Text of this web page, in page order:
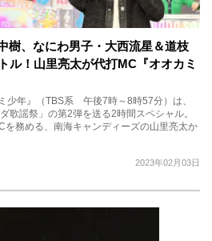
樹、なにわ男子・大西流星＆道枝
ル！山里亮太が代打MC『オオカミ
少年』（TBS系 午後7時～8時57分）は、
歌謡祭」の第2弾を送る2時間スペシャル。
を務める、南海キャンディーズの山里亮太か
2023年02月03日